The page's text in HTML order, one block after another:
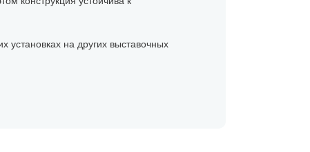
установках на других выставочных